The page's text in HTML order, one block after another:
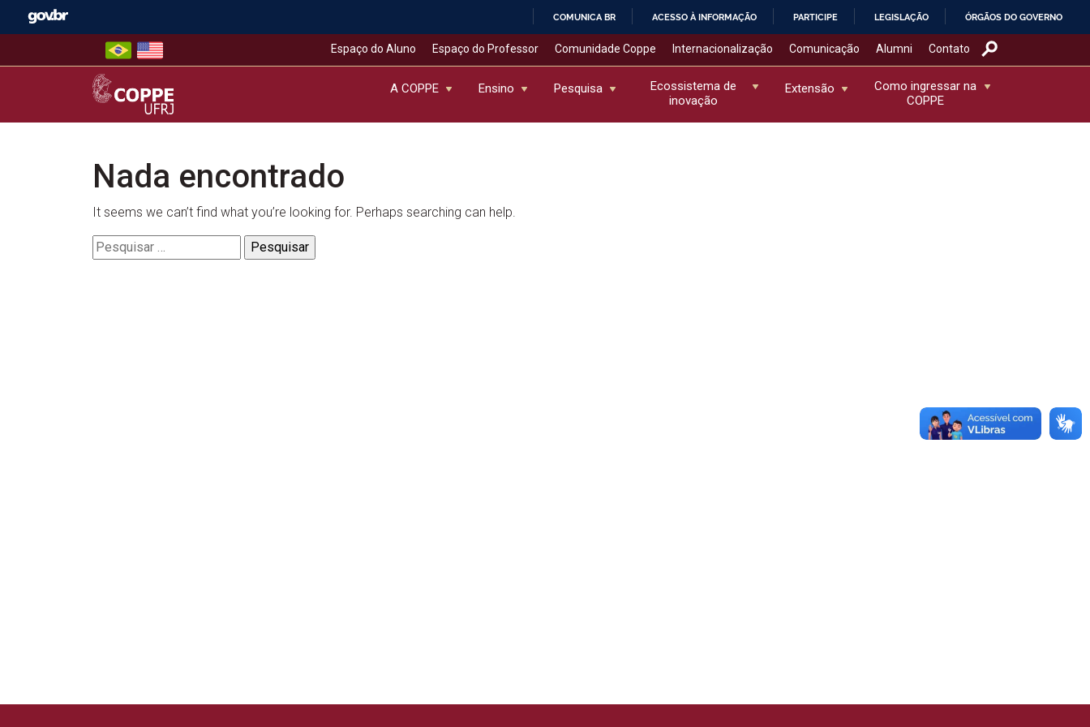
COMUNICA BR ACESSO À INFORMAÇÃO PARTICIPE LEGISLAÇÃO ÓRGÃOS DO GOVERNO
Espaço do Aluno Espaço do Professor Comunidade Coppe Internacionalização Comunicação Alumni Contato
COPPE – UFRJ
A COPPE Ensino Pesquisa
Ecossistema de
inovação
Extensão
Como ingressar na
COPPE
Nada encontrado
It seems we can’t find what you’re looking for. Perhaps searching can help.
Pesquisar
por: